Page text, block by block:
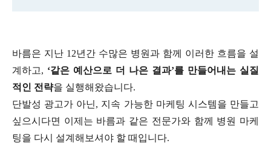
바름은 지난 12년간 수많은 병원과 함께 이러한 흐름을 설
계하고, ‘같은 예산으로 더 나은 결과’를 만들어내는 실질
적인 전략을 실행해왔습니다.
단발성 광고가 아닌, 지속 가능한 마케팅 시스템을 만들고
싶으시다면 이제는 바름과 같은 전문가와 함께 병원 마케
팅을 다시 설계해보셔야 할 때입니다.